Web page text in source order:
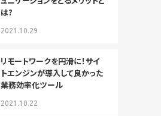
は?
2021.10.29
リモートワークを円滑に！サイ
トエンジンが導入して良かった
業務効率化ツール
2021.10.22